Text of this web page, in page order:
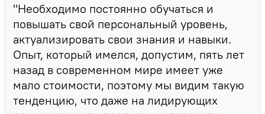
"Необходимо постоянно обучаться и
повышать свой персональный уровень,
актуализировать свои знания и навыки.
Опыт, который имелся, допустим, пять лет
назад в современном мире имеет уже
мало стоимости, поэтому мы видим такую
тенденцию, что даже на лидирующих